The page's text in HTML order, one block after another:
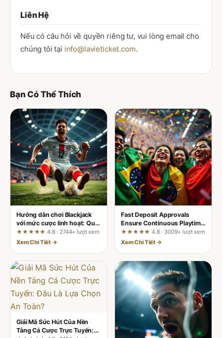
Liên Hệ
Nếu có câu hỏi về quyền riêng tư, vui lòng email cho
chúng tôi tại info@lavieticket.com.
Bạn Có Thể Thích
Hướng dẫn chơi Blackjack
với mức cược linh hoạt: Quy
trình rút gọn cho người mới
★★★★★4.8 · 2744+ lượt xem
Xem Chi Tiết →
Fast Deposit Approvals
Ensure Continuous Playtime
on 789club
★★★★★4.8 · 3009+ lượt xem
Xem Chi Tiết →
Giải Mã Sức Hút Của Nền
Tảng Cá Cược Trực Tuyến: